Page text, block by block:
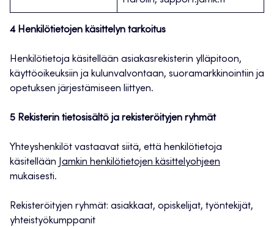
4 Henkilötietojen käsittelyn tarkoitus
Henkilötietoja käsitellään asiakasrekisterin ylläpitoon,
käyttöoikeuksiin ja kulunvalvontaan, suoramarkkinointiin ja
opetuksen järjestämiseen liittyen.
5 Rekisterin tietosisältö ja rekisteröityjen ryhmät
Yhteyshenkilöt vastaavat siitä, että henkilötietoja
käsitellään
Jamkin henkilötietojen käsittelyohjeen
mukaisesti.
Rekisteröityjen ryhmät: asiakkaat, opiskelijat, työntekijät,
yhteistyökumppanit